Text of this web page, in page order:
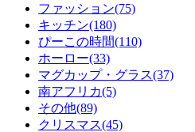
ファッション(75)
キッチン(180)
ぴーこの時間(110)
ホーロー(33)
マグカップ・グラス(37)
南アフリカ(5)
その他(89)
クリスマス(45)